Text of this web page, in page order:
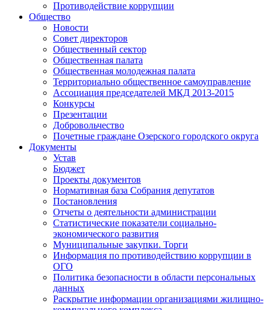
Противодействие коррупции
Общество
Новости
Совет директоров
Общественный сектор
Общественная палата
Общественная молодежная палата
Территориально общественное самоуправление
Ассоциация председателей МКД 2013-2015
Конкурсы
Презентации
Добровольчество
Почетные граждане Озерского городского округа
Документы
Устав
Бюджет
Проекты документов
Нормативная база Собрания депутатов
Постановления
Отчеты о деятельности администрации
Статистические показатели социально-
экономического развития
Муниципальные закупки. Торги
Информация по противодействию коррупции в
ОГО
Политика безопасности в области персональных
данных
Раскрытие информации организациями жилищно-